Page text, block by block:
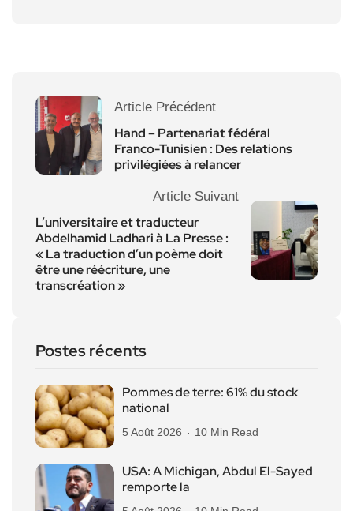
Article Précédent
Hand – Partenariat fédéral
Franco-Tunisien : Des relations
privilégiées à relancer
Article Suivant
L’universitaire et traducteur
Abdelhamid Ladhari à La Presse :
« La traduction d’un poème doit
être une réécriture, une
transcréation »
Postes récents
Pommes de terre: 61% du stock
national
5 Août 2026 10 Min Read
USA: A Michigan, Abdul El-Sayed
remporte la